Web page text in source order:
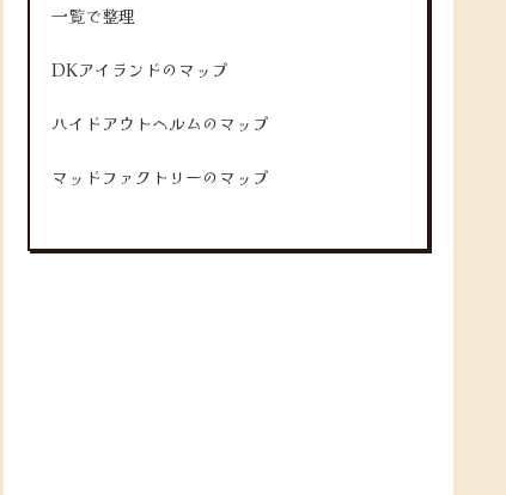
一覧で整理
DKアイランドのマップ
ハイドアウトヘルムのマップ
マッドファクトリーのマップ